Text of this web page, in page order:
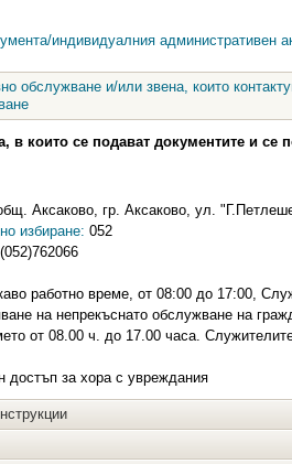
индивидуалния административен
обслужване и/или звена, които
в които се подават документите и се
Аксаково, гр. Аксаково, ул.
избиране: 052
(052)762066
работно време, от 08:00 до 17:00,
на непрекъснато обслужване на
от 08.00 ч. до 17.00 часа.
достъп за хора с увреждания